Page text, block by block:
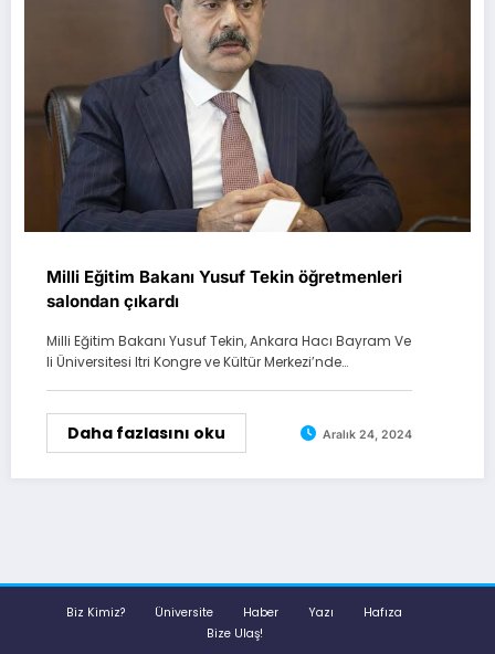
Milli Eğitim Bakanı Yusuf Tekin öğretmenleri
salondan çıkardı
Milli Eğitim Bakanı Yusuf Tekin, Ankara Hacı Bayram Ve
li Üniversitesi Itri Kongre ve Kültür Merkezi’nde…
Daha fazlasını oku Aralık 24, 2024
Biz Kimiz? Üniversite Haber Yazı
Hafıza
Bize Ulaş!